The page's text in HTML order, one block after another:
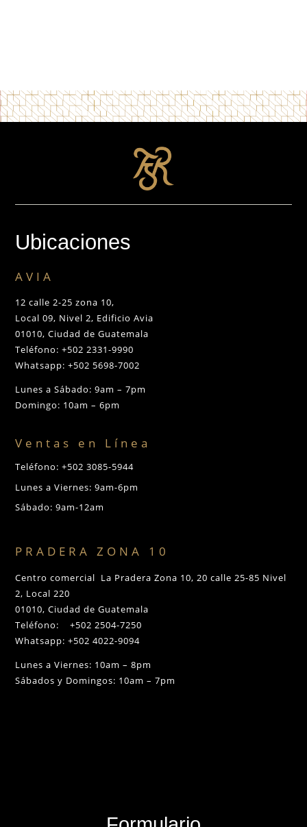
Ubicaciones
AVIA
12 calle 2-25 zona 10,
Local 09, Nivel 2, Edificio Avia
01010, Ciudad de Guatemala
Teléfono: +502 2331-9990
Whatsapp: +502 5698-7002
Lunes a Sábado: 9am – 7pm
Domingo: 10am – 6pm
Ventas en Línea
Teléfono: +502 3085-5944
Lunes a Viernes: 9am-6pm
Sábado: 9am-12am
PRADERA ZONA 10
Centro comercial La Pradera Zona 10, 20 calle 25-85 Nivel
2, Local 220
01010, Ciudad de Guatemala
Teléfono: +502 2504-7250
Whatsapp: +502 4022-9094
Lunes a Viernes: 10am – 8pm
Sábados y Domingos: 10am – 7pm